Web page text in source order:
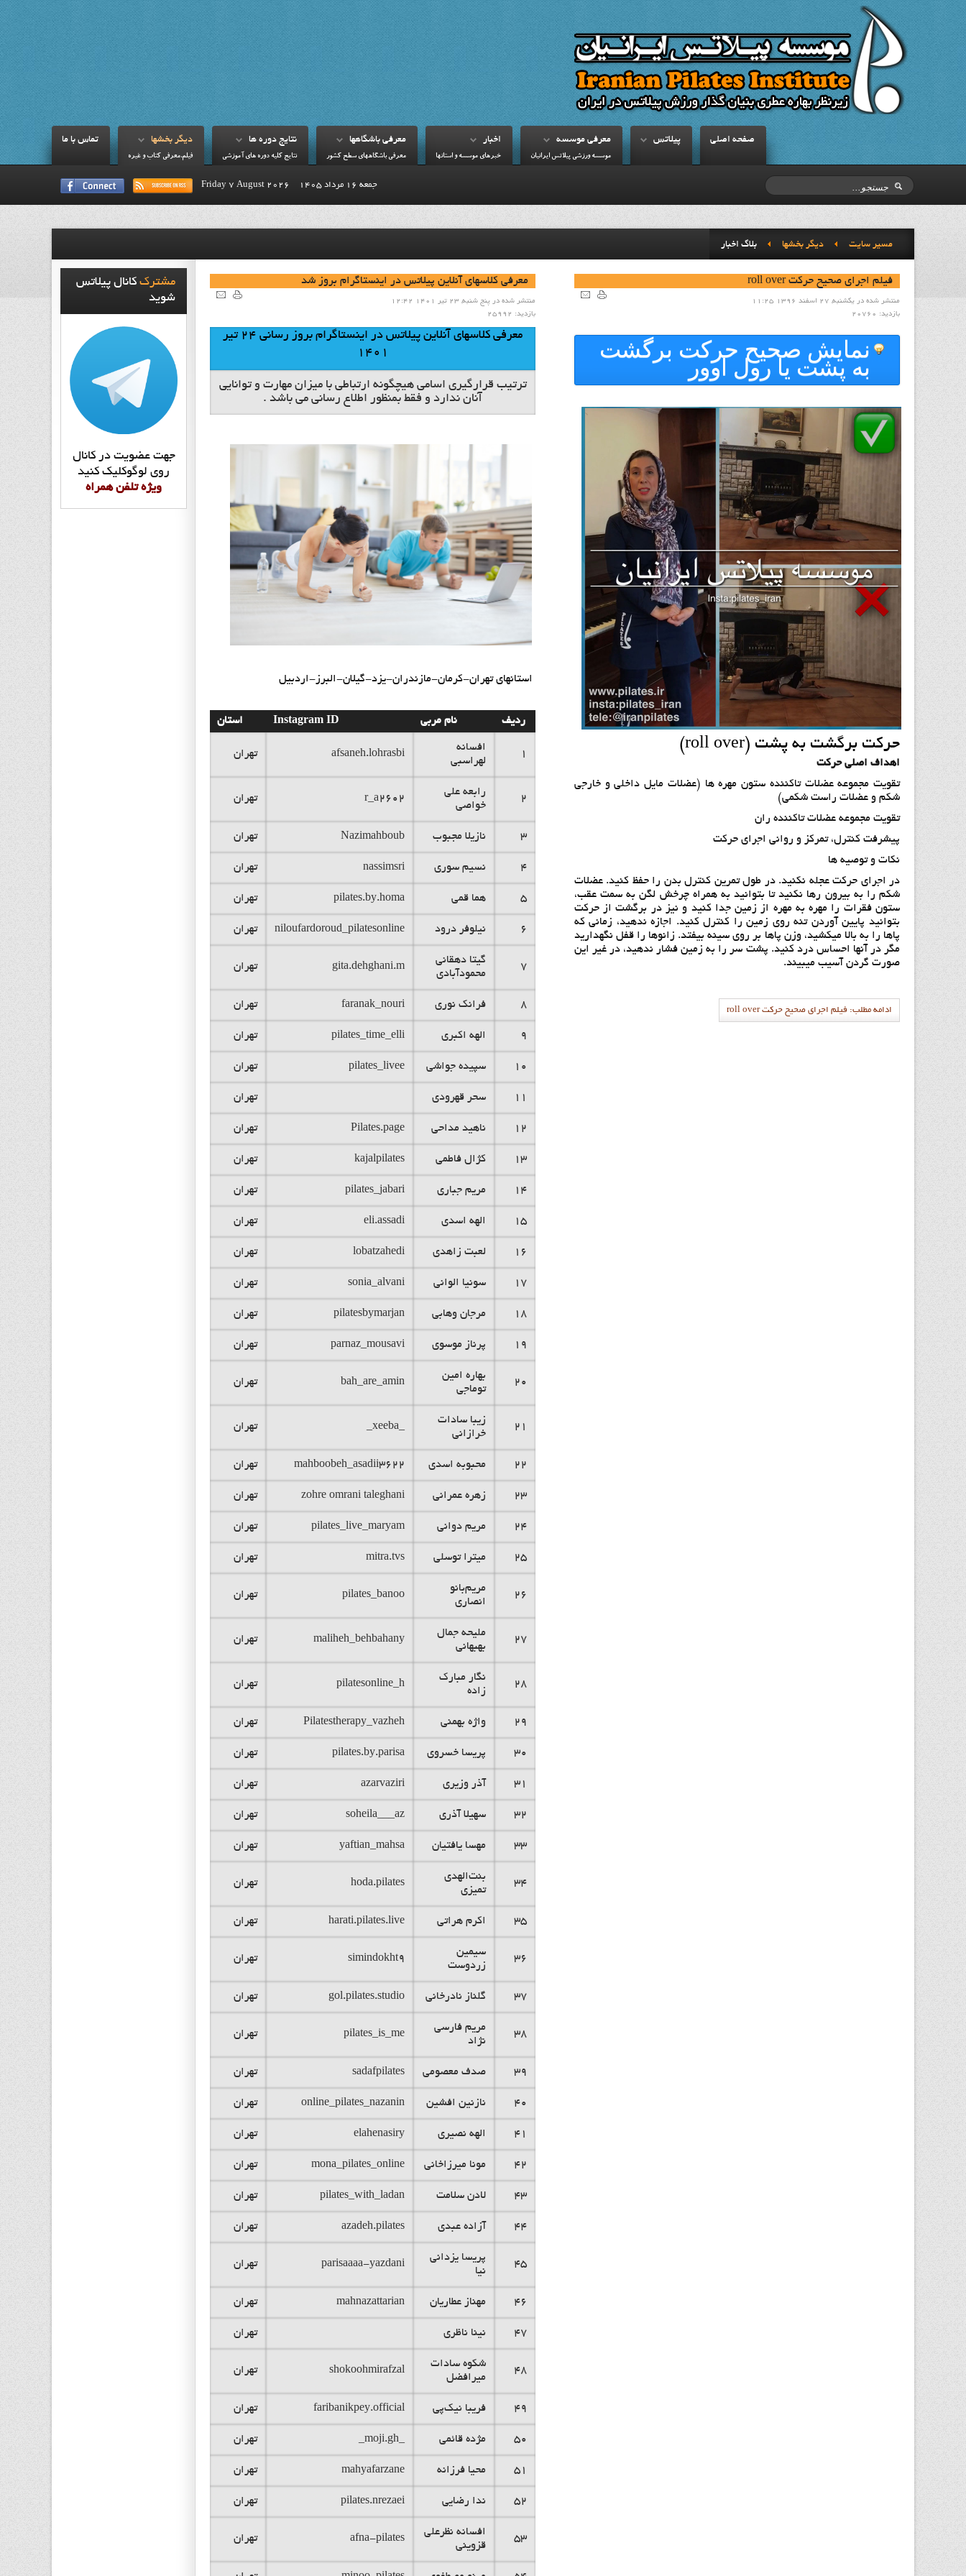
صفحه اصلي پيلاتس معرفي موسسه
موسسه ورزشي پيلاتس ايرانيان
اخبار
خبرهاي موسسه و استانها
معرفي باشگاهها
معرفي باشگاههاي سطح کشور
نتايج دوره ها
نتايج کليه دوره هاي آموزشي
ديگر بخشها
فيلم،معرفي کتاب و غيره
تماس با ما
جمعه 16 مرداد 1405 Friday 7 August 2026
مسیر سایت ديگر بخشها بلاگ اخبار
معرفی کلاسهای آنلاین پیلاتس در اینستاگرام بروز شد
منتشر شده در پنج شنبه, 23 تیر 1401 12:42
بازدید: 25992
معرفی کلاسهای آنلاین پیلاتس در اینستاگرام بروز رسانی 24 تیر
1401
ترتیب قرارگیری اسامی هیچگونه ارتباطی با میزان مهارت و توانایی
آنان ندارد و فقط بمنظور اطلاع رسانی می باشد .
استانهای تهران-کرمان-مازندران-یزد-گیلان-البرز-اردبیل
ردیف نام مربی Instagram ID استان
1
افسانه
لهراسبی
afsaneh.lohrasbi تهران
2
رابعه علی
خواصی
r_a2602 تهران
3 نازیلا مجبوب Nazimahboub تهران
4 نسیم سوری nassimsri تهران
5 هما قمی pilates.by.homa تهران
6 نیلوفر درود niloufardoroud_pilatesonline تهران
7
گیتا دهقانی
محمودآبادی
gita.dehghani.m تهران
8 فرانک نوری faranak_nouri تهران
9 الهه اکبری pilates_time_elli تهران
10 سپیده جواشی pilates_livee تهران
11 سحر قهرودی تهران
12 ناهید مداحی Pilates.page تهران
13 کژال فاطمی kajalpilates تهران
14 مریم جباری pilates_jabari تهران
15 الهه اسدی eli.assadi تهران
16 لعبت زاهدی lobatzahedi تهران
17 سونیا الوانی sonia_alvani تهران
18 مرجان وهابی pilatesbymarjan تهران
19 پرناز موسوی parnaz_mousavi تهران
20
بهاره امین
توماجی
bah_are_amin تهران
21
زیبا سادات
خرازانی
تهران
22 محبوبه اسدی mahboobeh_asadii3622 تهران
23 زهره عمرانی zohre omrani taleghani تهران
24 مریم دوانی pilates_live_maryam تهران
25 میترا توسلی mitra.tvs تهران
26
مریم‌بانو
انصاری
pilates_banoo تهران
27
ملیحه جمال
بهبهانی
maliheh_behbahany تهران
28
نگار مبارک
زاده
pilatesonline_h تهران
29 واژه بهمنی Pilatestherapy_vazheh تهران
30 پریسا خسروی pilates.by.parisa تهران
31 آذر وزیری azarvaziri تهران
32 سهیلا آذری soheila___az تهران
33 مهسا یافتیان yaftian_mahsa تهران
34
بنت‌الهدی
تمیزی
hoda.pilates تهران
35 اکرم هراتی harati.pilates.live تهران
36
سیمین
زردوست
simindokht9 تهران
37 گلناز نادرخانی gol.pilates.studio تهران
38
مریم فارسی
نژاد
pilates_is_me تهران
39 صدف معصومی sadafpilates تهران
40 نازنین افشین online_pilates_nazanin تهران
41 الهه نصیری elahenasiry تهران
42 مونا میرزاخانی mona_pilates_online تهران
43 لادن سلامت pilates_with_ladan تهران
44 آزاده عبدی azadeh.pilates تهران
45
پریسا یزدانی
نیا
parisaaaa-yazdani تهران
46 مهناز عطاریان mahnazattarian تهران
47 نینا ناظری تهران
48
شکوه سادات
میرافضل
shokoohmirafzal تهران
49 فریبا نیک‌پی faribanikpey.official تهران
50 مژده قائمی تهران
51 محیا فرزانه mahyafarzane تهران
52 ندا رضایی pilates.nrezaei تهران
53
افسانه نظرعلی
قزوینی
afna-pilates تهران
فيلم اجراي صحيح حرکت roll over
منتشر شده در یکشنبه, 27 اسفند 1396 11:25
بازدید: 20760
نمايش صحيح حركت برگشت
به پشت يا رول اوور
حركت برگشت به پشت (roll over)
اهداف اصلي حركت
تقويت مجموعه عضلات تاكننده ستون مهره ها (عضلات مايل داخلي و خارجي
شكم و عضلات راست شكمي)
تقويت مجموعه عضلات تاكننده ران
پيشرفت كنترل، تمركز و رواني اجراي حركت
نكات و توصيه ها
در اجرای حرکت عجله نکنید. در طول تمرین کنترل بدن را حفظ کنید. عضلات
شکم را به بیرون رها نکنید تا بتوانيد به همراه چرخش لگن به سمت عقب،
ستون فقرات را مهره به مهره از زمين جدا كنيد و نيز در برگشت از حركت
بتوانيد پايين آوردن تنه روي زمين را كنترل كنيد. اجازه ندهید، زمانی که
پاها را به بالا میکشید، وزن پاها بر روی سینه بیفتد. زانوها را قفل نگهدارید
مگر در آنها احساس درد کنید. پشت سر را به زمین فشار ندهید، در غیر این
صورت گردن آسیب میبیند.
ادامه مطلب: فيلم اجراي صحيح حرکت roll over
مشترک کانال پيلاتس
شويد
جهت عضويت در کانال
روي لوگوکليک کنيد
ويژه تلفن همراه